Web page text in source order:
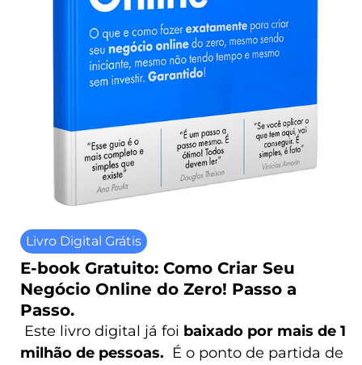
Livro Digital Grátis
E-book Gratuito: Como Criar Seu
Negócio Online do Zero! Passo a
Passo.
Este livro digital já foi baixado por mais de 1
milhão de pessoas. É o ponto de partida de